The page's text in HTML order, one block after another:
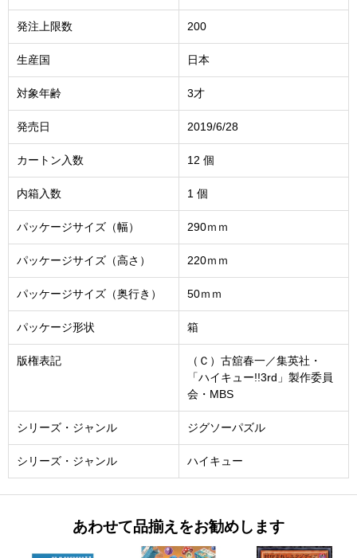
発注上限数 200
生産国 日本
対象年齢 3才
発売日 2019/6/28
カートン入数 12 個
内箱入数 1 個
パッケージサイズ（幅） 290ｍｍ
パッケージサイズ（高さ） 220ｍｍ
パッケージサイズ（奥行き） 50ｍｍ
パッケージ形状 箱
版権表記
（Ｃ）古舘春一／集英社・
「ハイキュー!!3rd」製作委員
会・MBS
シリーズ・ジャンル ジグソーパズル
シリーズ・ジャンル ハイキュー
あわせて品揃えをお勧めします